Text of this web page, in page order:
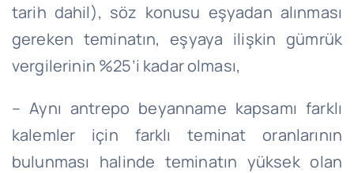
tarih dahil), söz konusu eşyadan alınması
gereken teminatın, eşyaya ilişkin gümrük
vergilerinin %25’i kadar olması,
– Aynı antrepo beyanname kapsamı farklı
kalemler için farklı teminat oranlarının
bulunması halinde teminatın yüksek olan